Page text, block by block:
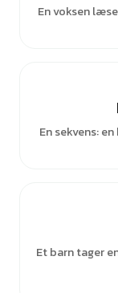
En voksen
En sekvens:
Et barn tager